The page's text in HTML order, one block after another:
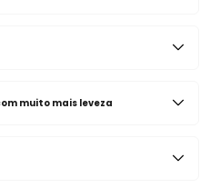
muito mais leveza